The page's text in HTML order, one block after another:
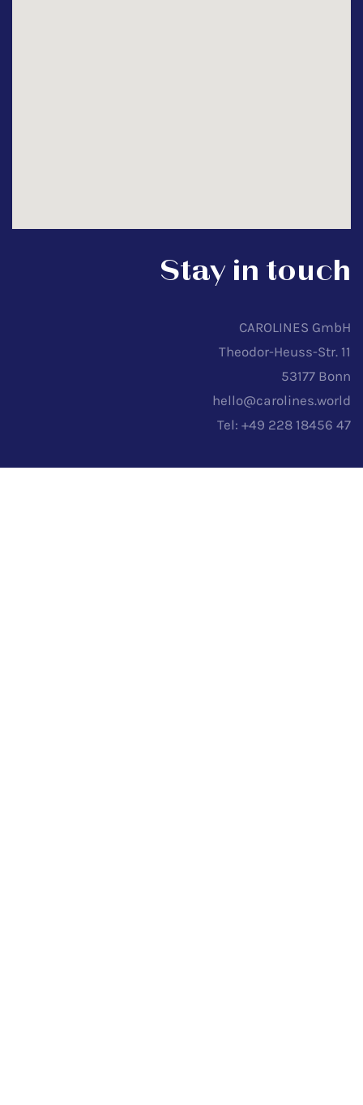
Stay in touch
CAROLINES GmbH
Theodor-Heuss-Str. 11
53177 Bonn
hello@carolines.world
Tel: +49 228 18456 47